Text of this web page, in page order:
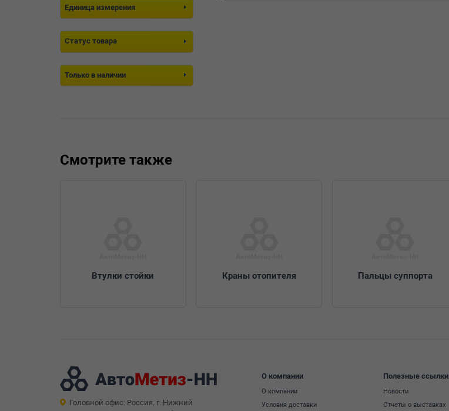
Единица измерения
Статус товара
Только в наличии
Смотрите также
Втулки стойки Краны отопителя Пальцы суппорта
Головной офис: Россия, г. Нижний
О компании
О компании
Условия доставки
Полезные ссылки
Новости
Отчеты о выставках